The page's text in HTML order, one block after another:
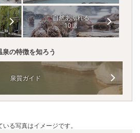
自然あふれる
10選
泉の特徴を知ろう
泉質ガイド
る写真はイメージです。